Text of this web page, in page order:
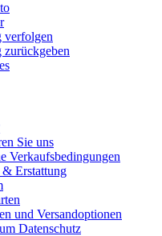
verfolgen
zurückgeben
Sie uns
Verkaufsbedingungen
Erstattung
und Versandoptionen
Datenschutz